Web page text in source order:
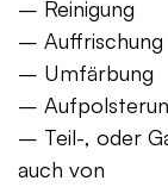
– Reinigung
– Auffrischung
– Umfärbung
–
– Teil-, oder
auch von